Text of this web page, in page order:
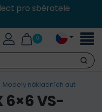
pro sběratele
0
Hledat
Modely nákladních aut
6×6 VS-